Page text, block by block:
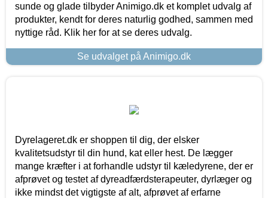
sunde og glade tilbyder Animigo.dk et komplet udvalg af
produkter, kendt for deres naturlig godhed, sammen med
nyttige råd. Klik her for at se deres udvalg.
Se udvalget på Animigo.dk
Dyrelageret.dk er shoppen til dig, der elsker
kvalitetsudstyr til din hund, kat eller hest. De lægger
mange kræfter i at forhandle udstyr til kæledyrene, der er
afprøvet og testet af dyreadfærdsterapeuter, dyrlæger og
ikke mindst det vigtigste af alt, afprøvet af erfarne